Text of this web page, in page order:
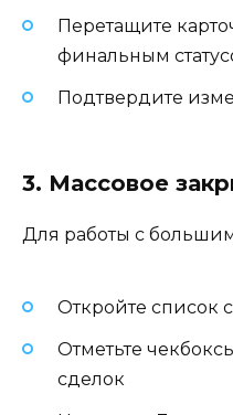
Перетащите
финальным
Подтвердите
3. Массовое
Для работы с
Откройте список
Отметьте
сделок